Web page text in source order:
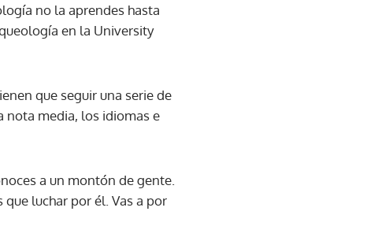
no la aprendes hasta
en la University
que seguir una serie de
nota media, los idiomas e
a un montón de gente.
que luchar por él. Vas a por